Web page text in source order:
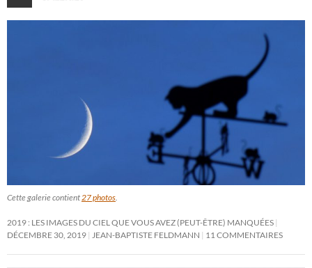
Cette galerie contient 27 photos
2019 : LES IMAGES DU CIEL QUE VOUS AVEZ (PEUT-ÊTRE) MANQUÉES
DÉCEMBRE 30, 2019
JEAN-BAPTISTE FELDMANN 11 COMMENTAIRES